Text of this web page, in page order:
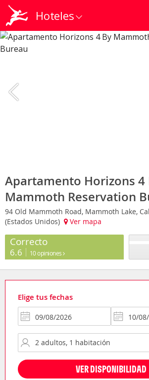
Hoteles
Apartamento Horizons 4
Mammoth Reservation
94 Old Mammoth Road, Mammoth Lake,
(Estados Unidos)
Ver mapa
Correcto
6.6 10 opiniones
Elige tus fechas
VER DISPONIBILIDAD